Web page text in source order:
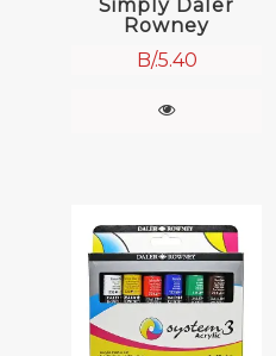
Simply Daler
Rowney
B/.5.40